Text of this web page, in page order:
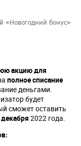
«Новогодний бонус»
акцию для
полное списание
деньгами.
будет
сможет оставить
2022 года.